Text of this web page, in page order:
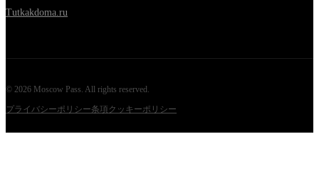
Tutkakdoma.ru
© 2026 Moscow Pass . All rights reserved.
プライバシーポリシー条項 クッキーポリシー